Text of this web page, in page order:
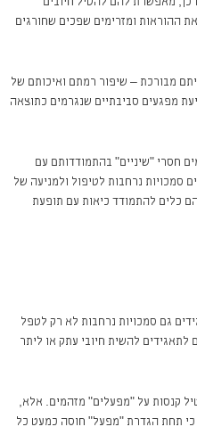
כן, מאפשרת להם להטיל חיובים
ההוראות ומזרימים שפכים שחורגים
מבורכת – שיפור רמתם ואיכותם של
מפגעים סביבתיים שנגרמים כתוצאה
חסרי "שיניים" בהתמודדותם עם
סמכויות נרחבות לטיפול ולמניעה של
כלים להתמודד כיאות עם תופעת
גם סמכויות נרחבות לא רק לטפל
להשית חיובי עתק או ליתר
קנסות על "מפעלים" מזהמים. אלא,
תחת הגדרת "מפעל" חוסה כמעט כל